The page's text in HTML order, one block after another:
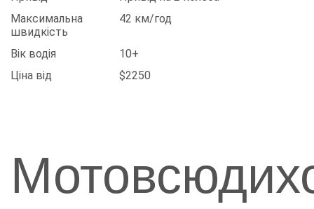
Максимальна
швидкість
42 км/год
Вік водія
10+
Ціна від
$2250